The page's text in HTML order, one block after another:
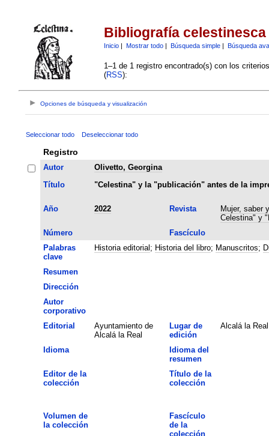
Bibliografía celestinesca
Inicio| Mostrar todo| Búsqueda simple| Búsqueda
1–1 de 1 registro encontrado(s) con los
(RSS):
Opciones de búsqueda y visualización
Seleccionar todo Deseleccionar todo
Registro
Autor
Olivetto, Georgina
Título
"Celestina" y la "publicación" antes de la
Año 2022 Revista
Mujer, saber
Celestina" y
Número
Fascículo
Palabras
clave
Historia editorial ; Historia del libro; Manuscritos;
Resumen
Dirección
Autor
corporativo
Editorial
Ayuntamiento de
Alcalá la Real
Lugar de
edición
Alcalá la Real
Idioma
Idioma del
resumen
Editor de la
colección
Título de la
colección
Volumen de
la colección
Fascículo
de la
colección